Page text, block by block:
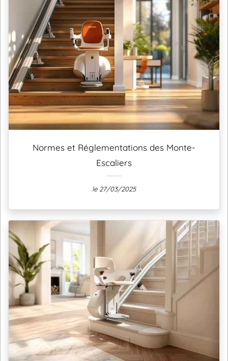
Normes et Réglementations des Monte-
Escaliers
le 27/03/2025